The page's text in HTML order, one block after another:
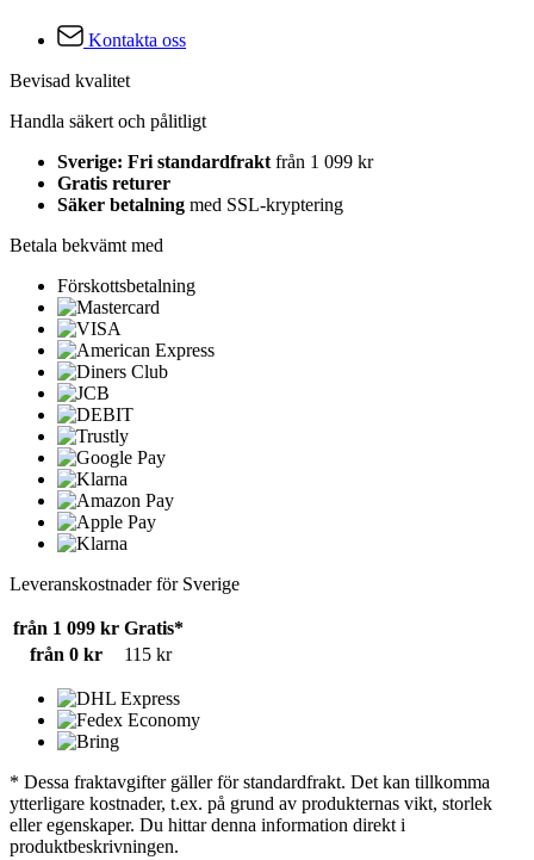
Kontakta oss
Bevisad kvalitet
Handla säkert och pålitligt
Sverige: Fri standardfrakt från 1 099 kr
Gratis returer
Säker betalning med SSL-kryptering
Betala bekvämt med
Förskottsbetalning
Leveranskostnader för Sverige
från 1 099 kr Gratis*
från 0 kr
115 kr
* Dessa fraktavgifter gäller för standardfrakt. Det kan tillkomma
ytterligare kostnader, t.ex. på grund av produkternas vikt, storlek
eller egenskaper. Du hittar denna information direkt i
produktbeskrivningen.